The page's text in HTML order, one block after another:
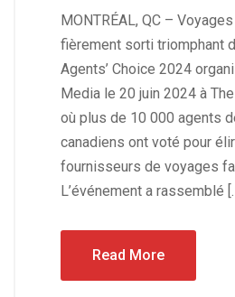
MONTRÉAL, QC –
fièrement sorti triomphant
Agents’ Choice 2024
Media le 20 juin 2024 à
où plus de 10 000 agents
canadiens ont voté pour
fournisseurs de voyages
L’événement a rassemblé
Read More